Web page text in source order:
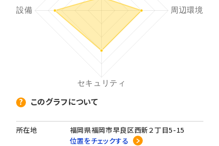
このグラフについて
所在地
福岡県福岡市早良区西新２丁目5-15
位置をチェックする